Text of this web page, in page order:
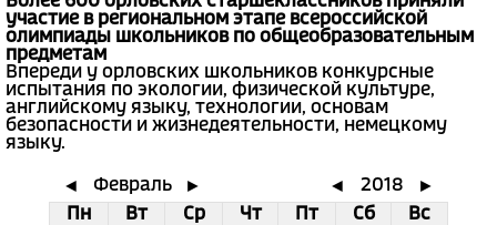
участие в региональном этапе всероссийской
олимпиады школьников по общеобразовательным
предметам
Впереди у орловских школьников конкурсные
испытания по экологии, физической культуре,
английскому языку, технологии, основам
безопасности и жизнедеятельности, немецкому
языку.
◄ Февраль ► ◄ 2018
►
Пн
Вт Ср Чт Пт Сб
Вс